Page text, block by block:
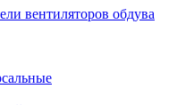
вентиляторов обдува